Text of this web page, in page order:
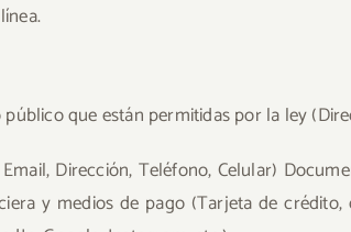
que están permitidas por la ley
Dirección, Teléfono, Celular)
y medios de pago (Tarjeta de